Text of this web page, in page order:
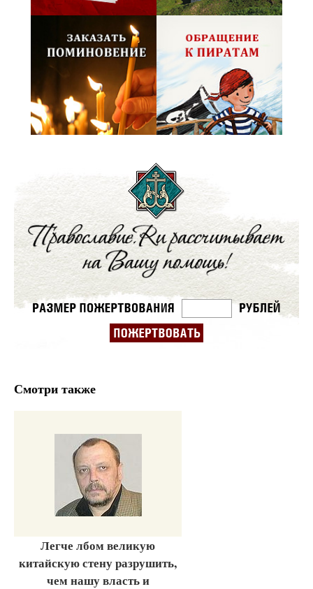
Смотри также
Легче лбом великую
китайскую стену разрушить,
чем нашу власть и